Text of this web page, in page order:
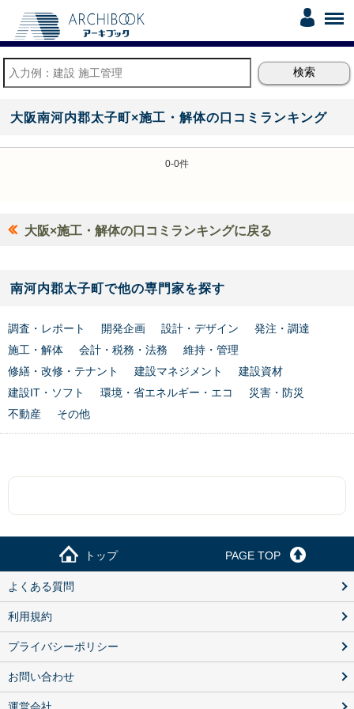
大阪南河内郡太子町×施工・解体の口コミランキング
0-0件
大阪×施工・解体の口コミランキングに戻る
南河内郡太子町で他の専門家を探す
調査・レポート 開発企画 設計・デザイン
発注・調達
施工・解体
会計・税務・法務
維持・管理
修繕・改修・テナント
建設マネジメント
建設資材
建設IT・ソフト
環境・省エネルギー・エコ
災害・防災
不動産
その他
トップ PAGE TOP
よくある質問
利用規約
プライバシーポリシー
お問い合わせ
運営会社